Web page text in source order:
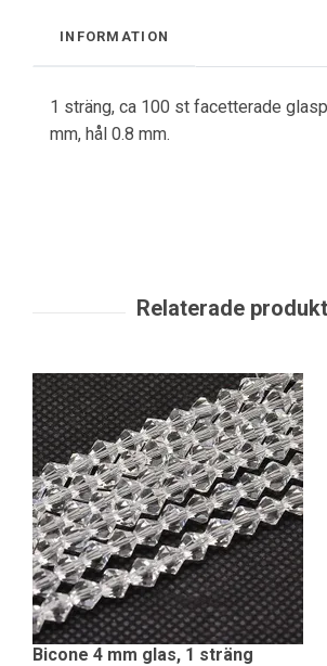
INFORMATION
1 sträng, ca 100 st facetterade
mm, hål 0.8 mm.
Bicone 4 mm glas, 1 sträng